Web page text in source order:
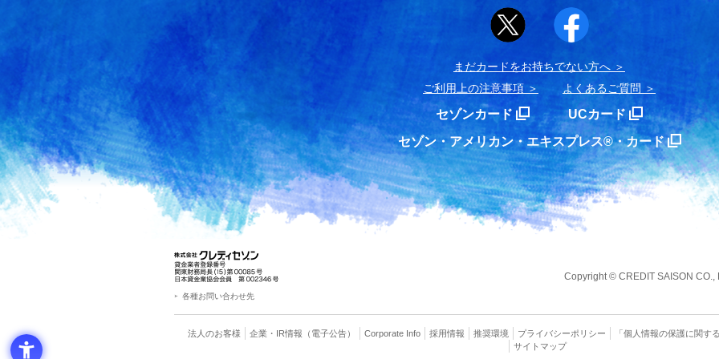
まだカードをお持ちでない⽅へ
ご利用上の注意事項
よくあるご質問
セゾンカード
UCカード
セゾン・アメリカン・エキスプレス®・カード
各種お問い合わせ先
Copyright © CREDIT SAISON
法人のお客様 企業・IR情報 （電子公告） Corporate Info 採用情報 推奨環境 プライバシーポリシー
「個人情報の保護に関す
サイトマップ